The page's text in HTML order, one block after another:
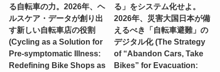
る自転車の力。2026年、ヘ
ルスケア・データが創り出
す新しい自転車店の役割
(Cycling as a Solution for
Pre-symptomatic Illness:
Redefining Bike Shops as
る」をシステム化せよ。
2026年、災害大国日本が備
えるべき「自転車避難」の
デジタル化 (The Strategy
of “Abandon Cars, Take
Bikes” for Evacuation: